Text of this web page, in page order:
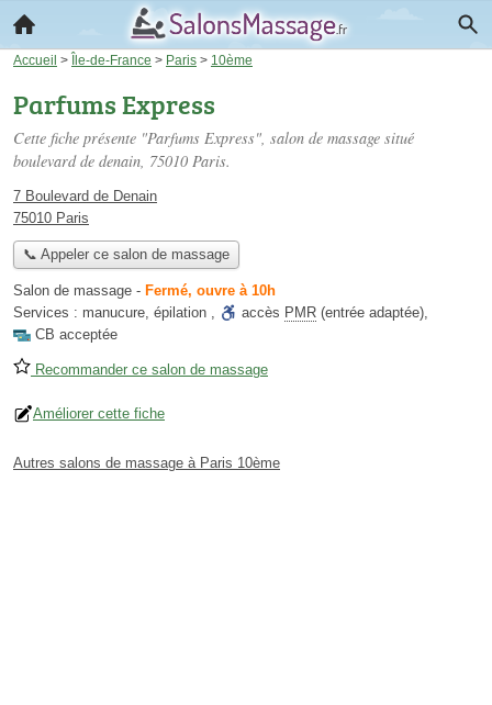
Accueil > Île-de-France > Paris > 10ème
Parfums Express
Cette fiche présente "Parfums Express", salon de massage situé
boulevard de denain, 75010 Paris.
7 Boulevard de Denain
75010 Paris
📞 Appeler ce salon de massage
Salon de massage - Fermé, ouvre à 10h
Services : manucure, épilation , accès PMR (entrée adaptée),
CB acceptée
Recommander ce salon de massage
Améliorer cette fiche
Autres salons de massage à Paris 10ème